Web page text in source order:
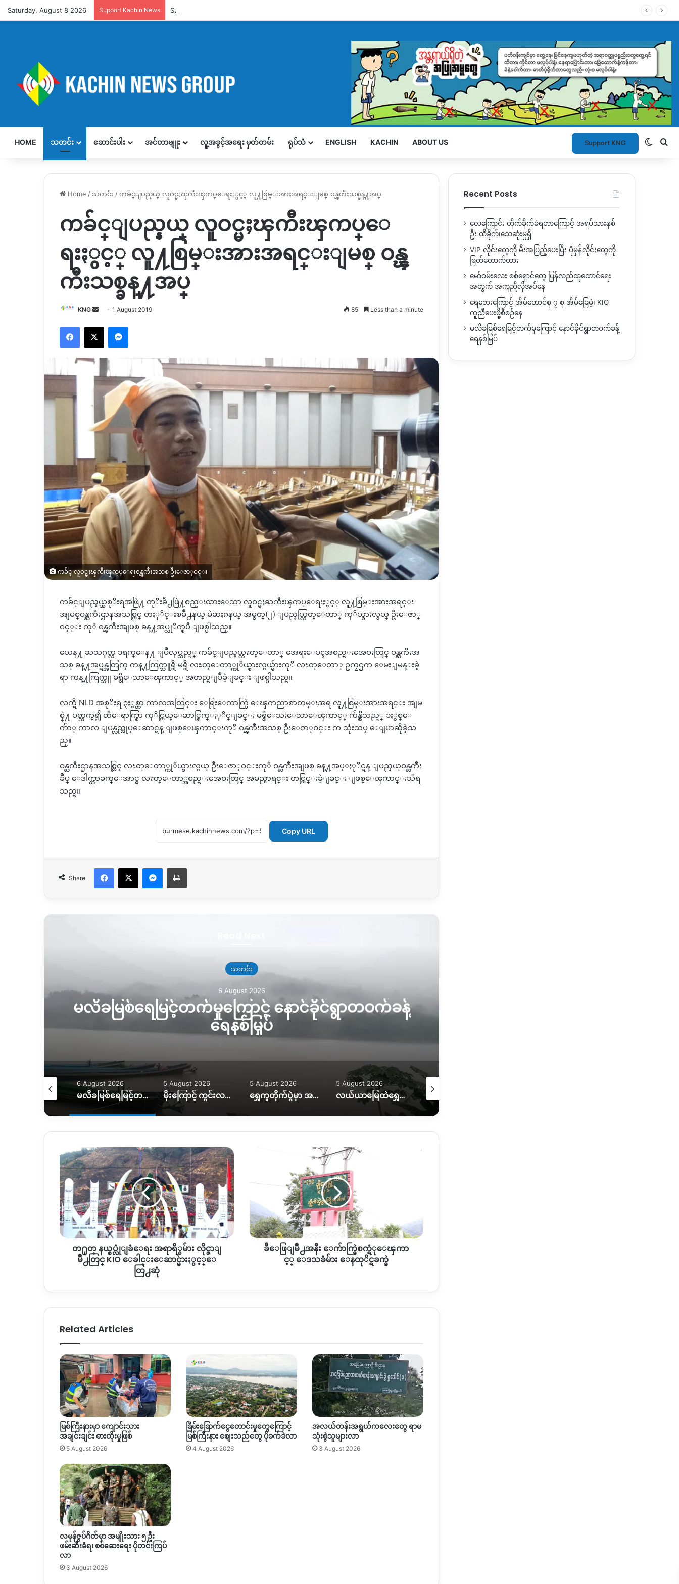
Saturday, August 8 2026 Support Kachin News Support KNG
HOME သတင်း ဆောင်းပါး အင်တာဗျူး လူ့အခွင့်အရေး မှတ်တမ်း ရုပ်သံ ENGLISH KACHIN ABOUT US Support KNG
Home / သတင်း /ကခ်င္ျပည္နယ္ လူဝင္မႈၾကီးၾကပ္ေရးႏွင့္ လူ႔စြမ္းအားအရင္းျမစ္ ဝန္ၾကီးသစ္ခန္႔အပ္
ကခ်င္ျပည္နယ္ လူဝင္မႈၾကီးၾကပ္ေ
ရးႏွင့္ လူ႔စြမ္းအားအရင္းျမစ္ ဝန္ၾ
ကီးသစ္ခန္႔အပ္
KNG
Send1 August 2019 85 Less than a minute
Facebook
X Messenger
ကခ်င္ လူဝင္မႈၾကီးၾကပ္ေရးဝန္ၾကီးအသစ္ ဦးေဇာ္ဝင္း
ကခ်င္ျပည္နယ္အစုိးရအဖြဲ႔ တုိးခ်ဲ႕ဖြဲ႔စည္းထားေသာ လူဝင္မႈႀကီးၾကပ္ေရးႏွင့္ လူ႔စြမ္းအားအရင္း
အျမစ္ဝန္ႀကီးဌာနအသစ္တြင္ တႏုိင္းၿမိဳ႕နယ္ မဲဆႏၵနယ္ အမွတ္(၂) ျပည္နယ္လြတ္ေတာ္ ကုိယ္စားလွယ္ ဦးေဇာ္
ဝင္္း ကုိ ဝန္ၾကီးအျဖစ္ ခန္႔အပ္လုိက္ၿပီ ျဖစ္ပါသည္။
ယေန႔ ႀသဂုတ္လ ၁ရက္ေန႔ ျပဳလုပ္သည့္ ကခ်င္ျပည္နယ္လႊတ္ေတာ္ အေရးေပၚအစည္းအေဝးတြင္ ဝန္ႀကီးအ
သစ္ ခန္႔အပ္ရန္အတြက္ ကန္႔ကြက္သူရွိ မရွိ လႊတ္ေတာ္ကုိယ္စားလွယ္မ်ားကုိ လႊတ္ေတာ္ ဥကၠဌက ေမးျမန္းခဲ့
ရာ ကန္႔ကြက္သူ မရွိေသာေၾကာင့္ အတည္ျပဳခဲ့ျခင္း ျဖစ္ပါသည္။
လက္ရွိ NLD အစုိးရ ၃ႏွစ္တာ ကာလအတြင္း ေရြးေကာက္ပြဲ ေၾကညာစာတမ္းအရ လူ႔စြမ္းအားအရင္း အျမ
စ္နဲ႔ ပတ္သက္၍ ထိေရာက္စြာ ကုိင္တြယ္ေဆာင္ရြက္ႏုိင္ျခင္း မရွိေသးေသာေၾကာင့္ က်န္ရွိသည့္ ၁ႏွစ္ေ
က်ာ္ ကာလ ျပန္လည္လုပ္ေဆာင္ရန္ ျဖစ္ေၾကာင္းကုိ ဝန္ၾကီးအသစ္ ဦးေဇာ္ဝင္း က သုံးသပ္ ေျပာဆိုခဲ့သ
ည္။
ဝန္ႀကီးဌာနအသစ္တြင္ လႊတ္ေတာ္ကုိယ္စားလွယ္ ဦးေဇာ္ဝင္းကုိ ဝန္ႀကီးအျဖစ္ ခန္႔အပ္ႏုိင္ရန္ ျပည္နယ္ဝန္ႀကီး
ခ်ဳပ္ ေဒါက္တာခက္ေအာင္မွ လႊတ္ေတာ္အစည္းအေဝးတြင္ အမည္စာရင္း တင္သြင္းခဲ့ျခင္း ျဖစ္ေၾကာင္းသိရ
သည္။
Copy URL
Share
Facebook
X Messenger
Print
သတင်း
5 August 2026
မိုးကြောင့် ကွင်းလမ်းသွားလာရေး ပိုခက်၊ ကုန်တင်
ယာဉ်တွေကို ဆင်၊ ထွန်စက်နဲ့ ဆွဲထုတ်နေရ
5 August 2026
မိုးကြောင့် ကွင်းလမ်းသွားလာရေး ပိုခက်၊ ကုန်တင်ယာဉ်တွေကို ဆင်၊ ထွန်စက်နဲ့ ဆွဲထုတ်နေရ
5 August 2026
ရွှေကူတိုက်ပွဲမှာ အရေးပါတဲ့ စစ်တပ်စခန်းတစ်ခုကို သိမ်းပိုက်နိုင်ကြောင်း KIO ပြော
5 August 2026
လယ်ယာမြေထဲရွှေတူးဖော်နေတာကို ရပ်တန့်ပေးဖို့ဒေသခံတွေတောင်းဆိုနေ
5 August 2026
ဖားကန့်မှာ ရေဘေးထပ်ကြုံရတဲ့အခြေအနေဘယ်ရှိနေသလဲ။
5 August 2026
တ႐ုတ္
န
ယ္
စ
ပ္
လုံျ
ခံေ
ရး
အ
KIO
ေ
ခါ
င္းေ
ဆာ
င္
မ်ားႏွ
င့္ေ
တြ႕ဆုံ
တ႐ုတ္ နယ္စပ္လုံျခံေရး အရာရိွမ်ား လိုင္ဇာျ
မိဳ႕တြင္ KIO ေခါင္းေဆာင္မ်ားႏွင့္ေ
တြ႕ဆုံ
ေ
က္
ခြဲ
စ
က္
ရံုေၾ
ထုိ
ခ
က္
ခဲ
ခ်ီေဖြျမိဳ႕အနီး ေက်ာက္ခြဲစက္ရံုေၾကာ
င့္ ေဒသခံမ်ား ေနထုိင္ရခက္ခဲ
Related Articles
မြစ်ကြီးနားမှာ ကျောင်းသား
အချင်းချင်း ဓားထိုးမှုဖြစ်
5 August 2026
ခြိမ်းခြောက်ငွေတောင်းမှုတွေကြောင့်
မြစ်ကြီးနား စျေးသည်တွေ ပိုခက်ခဲလာ
4 August 2026
အလယ်တန်းအရွယ်ကလေးတွေ ရာမ
သုံးစွဲသူများလာ
3 August 2026
လမုန်ဇွပ်ဂိတ်မှာ အမျိုးသား ၅ ဦး
ဖမ်းဆီးခံရ၊ စစ်ဆေးရေး ပိုတင်းကြပ်
လာ
3 August 2026
Recent Posts
လေကြောင်း တိုက်ခိုက်ခံရတာကြောင့် အရပ်သားနှစ်
ဦး ထိခိုက်၊သေဆုံးမှုရှိ
VIP လိုင်းတွေကို မီးအပြည့်ပေးပြီး ပုံမှန်လိုင်းတွေကို
ဖြတ်တောက်ထား
မော်ဝမ်းလေး စစ်ရှောင်တွေ ပြန်လည်ထူထောင်ရေး
အတွက် အကူညီလိုအပ်နေ
ရေဘေးကြောင့် အိမ်ထောင်စု ၇ စု အိမ်ခြေမဲ့၊ KIO
ကူညီပေးဖို့စီစဉ်နေ
မလိခမြစ်ရေမြင့်တက်မှုကြောင့် နောင်ခိုင်ရွာတဝက်ခန့်
ရေနစ်မြှပ်